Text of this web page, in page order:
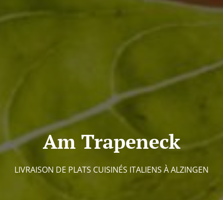
Am Trapeneck
LIVRAISON DE PLATS CUISINÉS ITALIENS À ALZINGEN